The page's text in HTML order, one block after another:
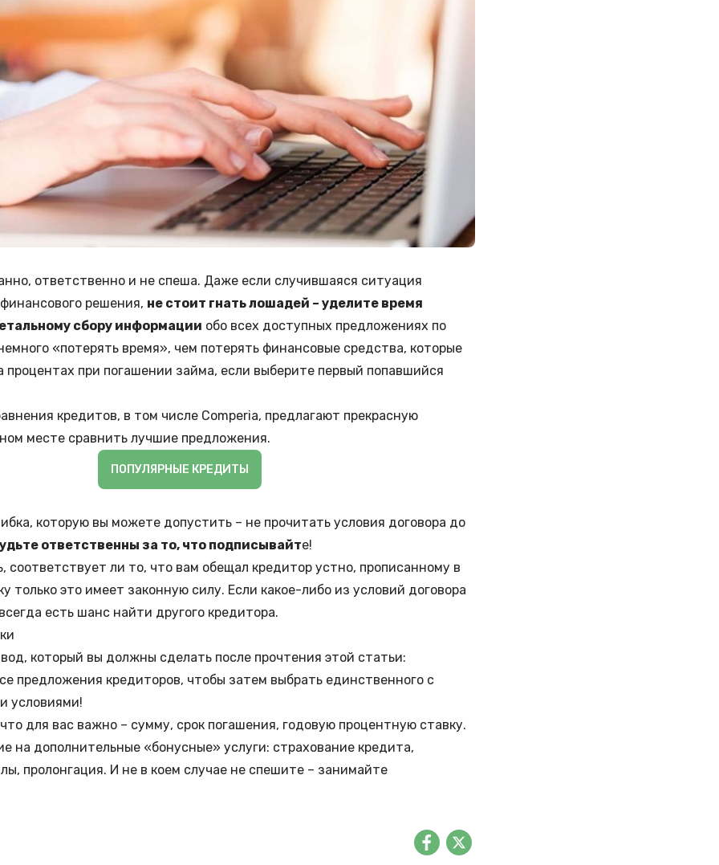
ответственно и не спеша. Даже если случившаяся ситуация
решения, не стоит гнать лошадей – уделите время
сбору информации обо всех доступных предложениях по
«потерять время», чем потерять финансовые средства, которые
процентах при погашении займа, если выберите первый попавшийся
кредитов, в том числе Comperia, предлагают прекрасную
месте сравнить лучшие предложения.
ПОПУЛЯРНЫЕ КРЕДИТЫ
которую вы можете допустить – не прочитать условия договора до
ответственны за то, что подписывайте!
ли то, что вам обещал кредитор устно, прописанному в
только это имеет законную силу. Если какое-либо из условий договора
есть шанс найти другого кредитора.
который вы должны сделать после прочтения этой статьи:
предложения кредиторов, чтобы затем выбрать единственного с
условиями!
для вас важно – сумму, срок погашения, годовую процентную ставку.
на дополнительные «бонусные» услуги: страхование кредита,
, пролонгация. И не в коем случае не спешите – занимайте